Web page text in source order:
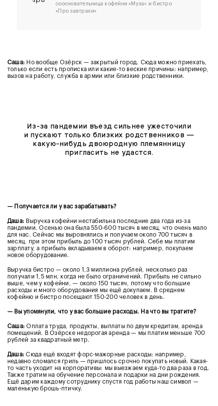
соосновательница кофейни «Муза» и бистро
«Про завтраки»
Саша: Но вообще Озёрск — закрытый город. Сюда можно приехать,
только если есть прописка или какие-то веские причины: например,
вызов на работу, служба в армии или близкие родственники.
Из-за пандемии въезд сильнее ужесточили
и пускают только близких родственников —
какую-нибудь двоюродную племянницу
пригласить не удастся.
— Получается ли у вас зарабатывать?
Даша: Выручка кофейни нестабильна последние два года из-за
пандемии. Осенью она была 550-600 тысяч в месяц, что очень мало
для нас. Сейчас мы выровнялись и получаем около 700 тысяч в
месяц, при этом прибыль до 100 тысяч рублей. Себе мы платим
зарплату, а прибыль вкладываем в оборот: например, покупаем
новое оборудование.
Выручка бистро — около 1,3 миллиона рублей, несколько раз
получали 1,5 млн, когда не было ограничений. Прибыль не сильно
выше, чем у кофейни, — около 150 тысяч, потому что большие
расходы и много оборудования мы ещё докупаем. В среднем
кофейню и бистро посещают 150-200 человек в день.
— Вы упомянули, что у вас большие расходы. На что вы тратите?
Саша:Оплата труда, продукты, выплаты по двум кредитам, аренда
помещений. В Озёрске недорогая аренда — мы платим меньше 700
рублей за квадратный метр.
Даша: Сюда ещё входят форс-мажорные расходы: например,
недавно сломался гриль — пришлось срочно покупать новый. Какая-
то часть уходит на корпоративы: мы выезжаем куда-то два раза в год.
Также тратим на обучение персонала и подарки на дни рождения.
Ещё дарим каждому сотруднику спустя год работы наш символ —
маленькую брошь-птичку.